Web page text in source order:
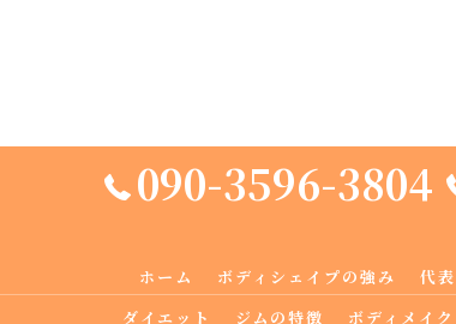
090-3596-3804
ホーム ボディシェイプの強み 代
ダイエット
ジムの特徴 ボディメイク